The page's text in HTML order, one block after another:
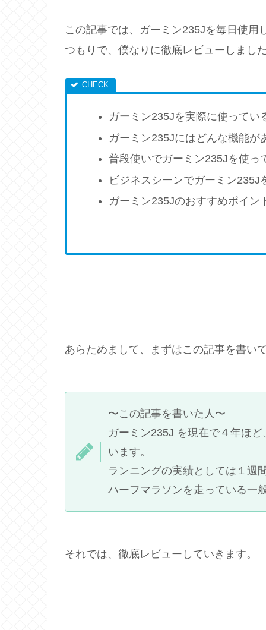
この記事では、ガーミン235Jを毎日使
つもりで、僕なりに徹底レビューしまし
ガーミン235Jを実際に使ってい
ガーミン235Jにはどんな機能が
普段使いでガーミン235Jを使っ
ビジネスシーンでガーミン
ガーミン235Jのおすすめポイン
あらためまして、まずはこの記事を書い
〜この記事を書いた人〜
ガーミン235J を現在で４年ほ
います。
ランニングの実績としては１週
ハーフマラソンを走っている一
それでは、徹底レビューしていきます。